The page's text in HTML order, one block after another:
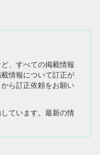
、すべての掲載情報
情報について訂正が
から訂正依頼をお願い
ています。最新の情